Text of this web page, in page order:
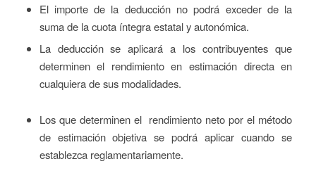
El importe de la deducción no podrá exceder de la
suma de la cuota íntegra estatal y autonómica.
La deducción se aplicará a los contribuyentes que
determinen el rendimiento en estimación directa en
cualquiera de sus modalidades.
Los que determinen el rendimiento neto por el método
de estimación objetiva se podrá aplicar cuando se
establezca reglamentariamente.